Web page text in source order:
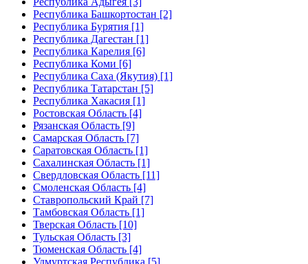
Республика Башкортостан [2]
Республика Бурятия [1]
Республика Дагестан [1]
Республика Карелия [6]
Республика Коми [6]
Республика Саха (Якутия) [1]
Республика Татарстан [5]
Республика Хакасия [1]
Ростовская Область [4]
Рязанская Область [9]
Самарская Область [7]
Саратовская Область [1]
Сахалинская Область [1]
Свердловская Область [11]
Смоленская Область [4]
Ставропольский Край [7]
Тамбовская Область [1]
Тверская Область [10]
Тульская Область [3]
Тюменская Область [4]
Удмуртская Республика [5]